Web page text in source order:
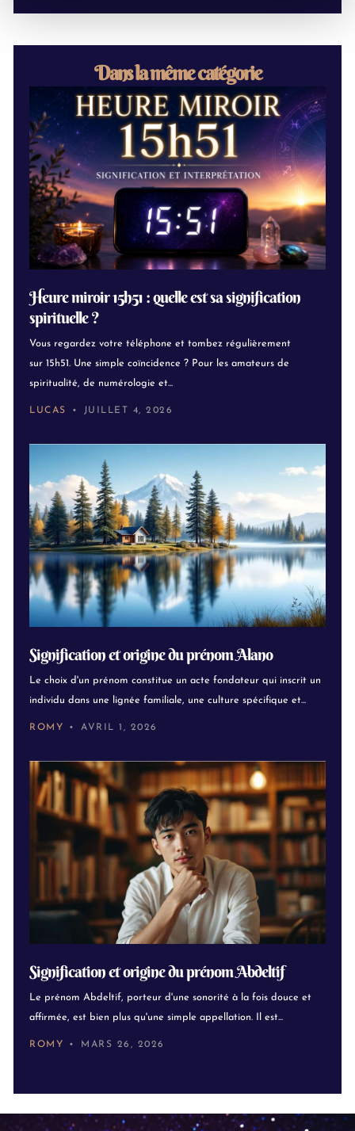
Dans la même catégorie
Heure miroir 15h51 : quelle est sa signification
spirituelle ?
Vous regardez votre téléphone et tombez régulièrement
sur 15h51. Une simple coïncidence ? Pour les amateurs de
spiritualité, de numérologie et...
LUCAS JUILLET 4, 2026
Signification et origine du prénom Alano
Le choix d'un prénom constitue un acte fondateur qui inscrit un
individu dans une lignée familiale, une culture spécifique et...
ROMY AVRIL 1, 2026
Signification et origine du prénom Abdeltif
Le prénom Abdeltif, porteur d'une sonorité à la fois douce et
affirmée, est bien plus qu'une simple appellation. Il est...
ROMY MARS 26, 2026